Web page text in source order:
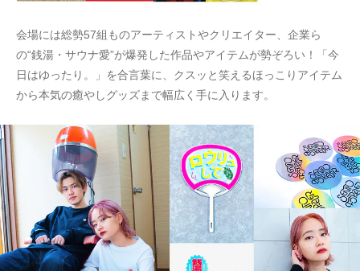
会場には総勢57組ものアーティストやクリエイター、企業ら
の“銭湯・サウナ愛”が爆発した作品やアイテムが勢ぞろい！「今
日はゆったり。」を合言葉に、クスッと笑えるほっこりアイテム
から本気の癒やしグッズまで幅広く手に入ります。